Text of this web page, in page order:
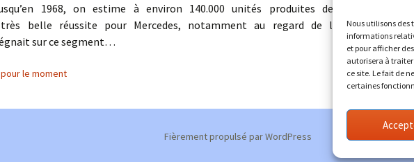
Nous utilisons des
informations
et pour afficher
autorisera à
ce site. Le fait de
certaines
1968, on estime à environ 140.000 unités produites des
très belle réussite pour Mercedes, notamment au regard de la
sur ce segment…
le moment
Fièrement propulsé par WordPress